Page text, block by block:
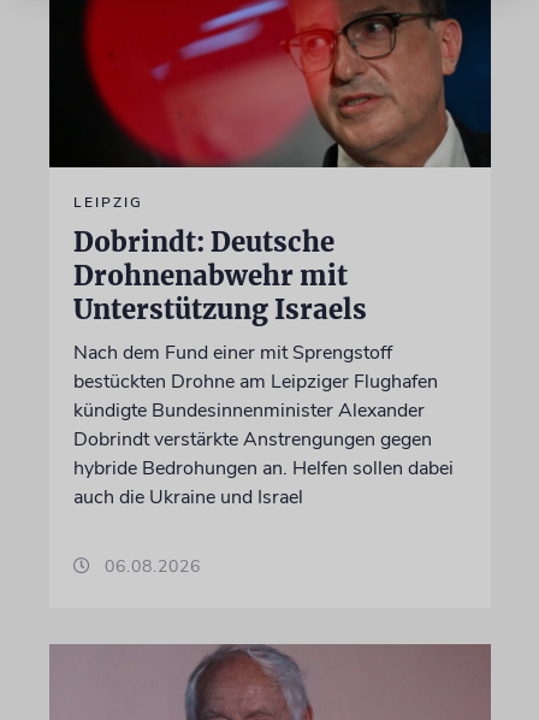
LEIPZIG
Dobrindt: Deutsche
Drohnenabwehr mit
Unterstützung Israels
Nach dem Fund einer mit Sprengstoff
bestückten Drohne am Leipziger Flughafen
kündigte Bundesinnenminister Alexander
Dobrindt verstärkte Anstrengungen gegen
hybride Bedrohungen an. Helfen sollen dabei
auch die Ukraine und Israel
06.08.2026